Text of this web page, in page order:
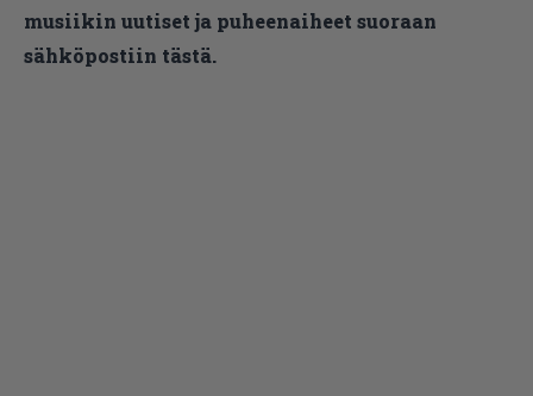
musiikin uutiset ja puheenaiheet suoraan
sähköpostiin tästä.